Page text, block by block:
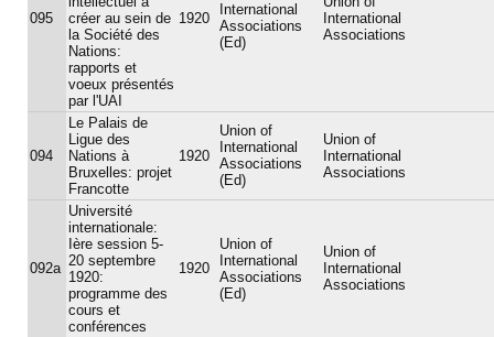
095
créer au sein de
la Société des
Nations:
rapports et
voeux présentés
par l'UAI
1920
International
Associations
(Ed)
International
Associations
094
Le Palais de
Ligue des
Nations à
Bruxelles: projet
Francotte
1920
Union of
International
Associations
(Ed)
Union of
International
Associations
092a
Université
internationale:
Ière session 5-
20 septembre
1920:
programme des
cours et
conférences
1920
Union of
International
Associations
(Ed)
Union of
International
Associations